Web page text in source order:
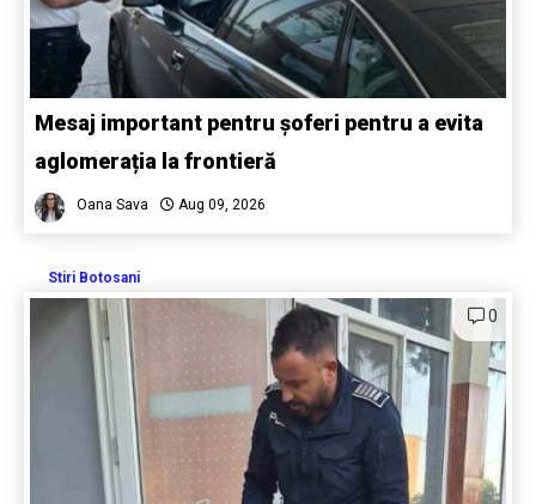
Mesaj important pentru șoferi pentru a evita
aglomerația la frontieră
Oana Sava Aug 09, 2026
Stiri Botosani
0